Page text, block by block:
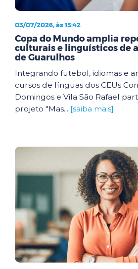
03/07/2026, às 15:42
Copa do Mundo amplia
culturais e linguísticos de
de Guarulhos
Integrando futebol, idiomas e
cursos de línguas dos CEUs
Domingos e Vila São Rafael
projeto "Mas... [saiba mais]